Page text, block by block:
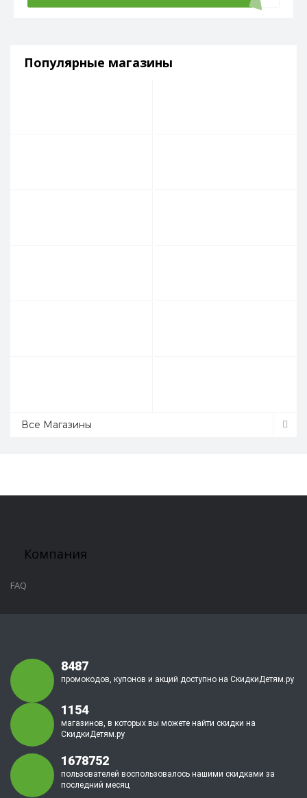
Популярные магазины
Все Магазины
Компания
FAQ
8487
промокодов, купонов и акций доступно на СкидкиДетям.ру
1154
магазинов, в которых вы можете найти скидки на
СкидкиДетям.ру
1678752
пользователей воспользовалось нашими скидками за
последний месяц